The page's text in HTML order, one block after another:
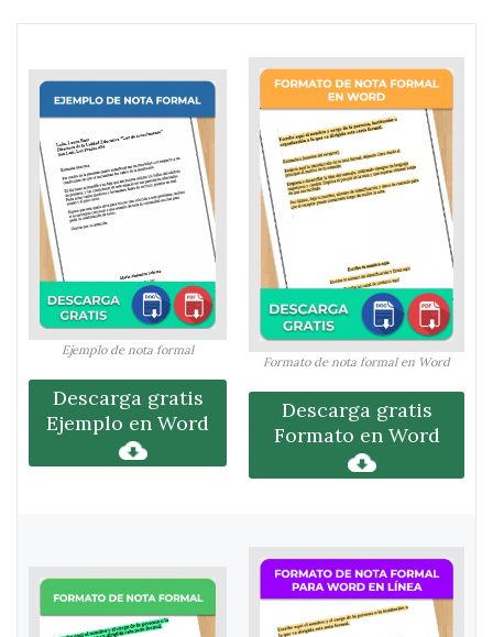
Ejemplo de nota formal
Descarga gratis
Ejemplo en Word
Formato de nota formal en Word
Descarga gratis
Formato en Word